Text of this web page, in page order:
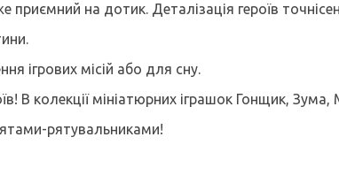
на дотик. Деталізація героїв
ігрових місій або для сну.
В колекції мініатюрних іграшок Гонщик,
рятувальниками!